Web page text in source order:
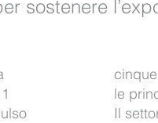
sostenere
le
Il